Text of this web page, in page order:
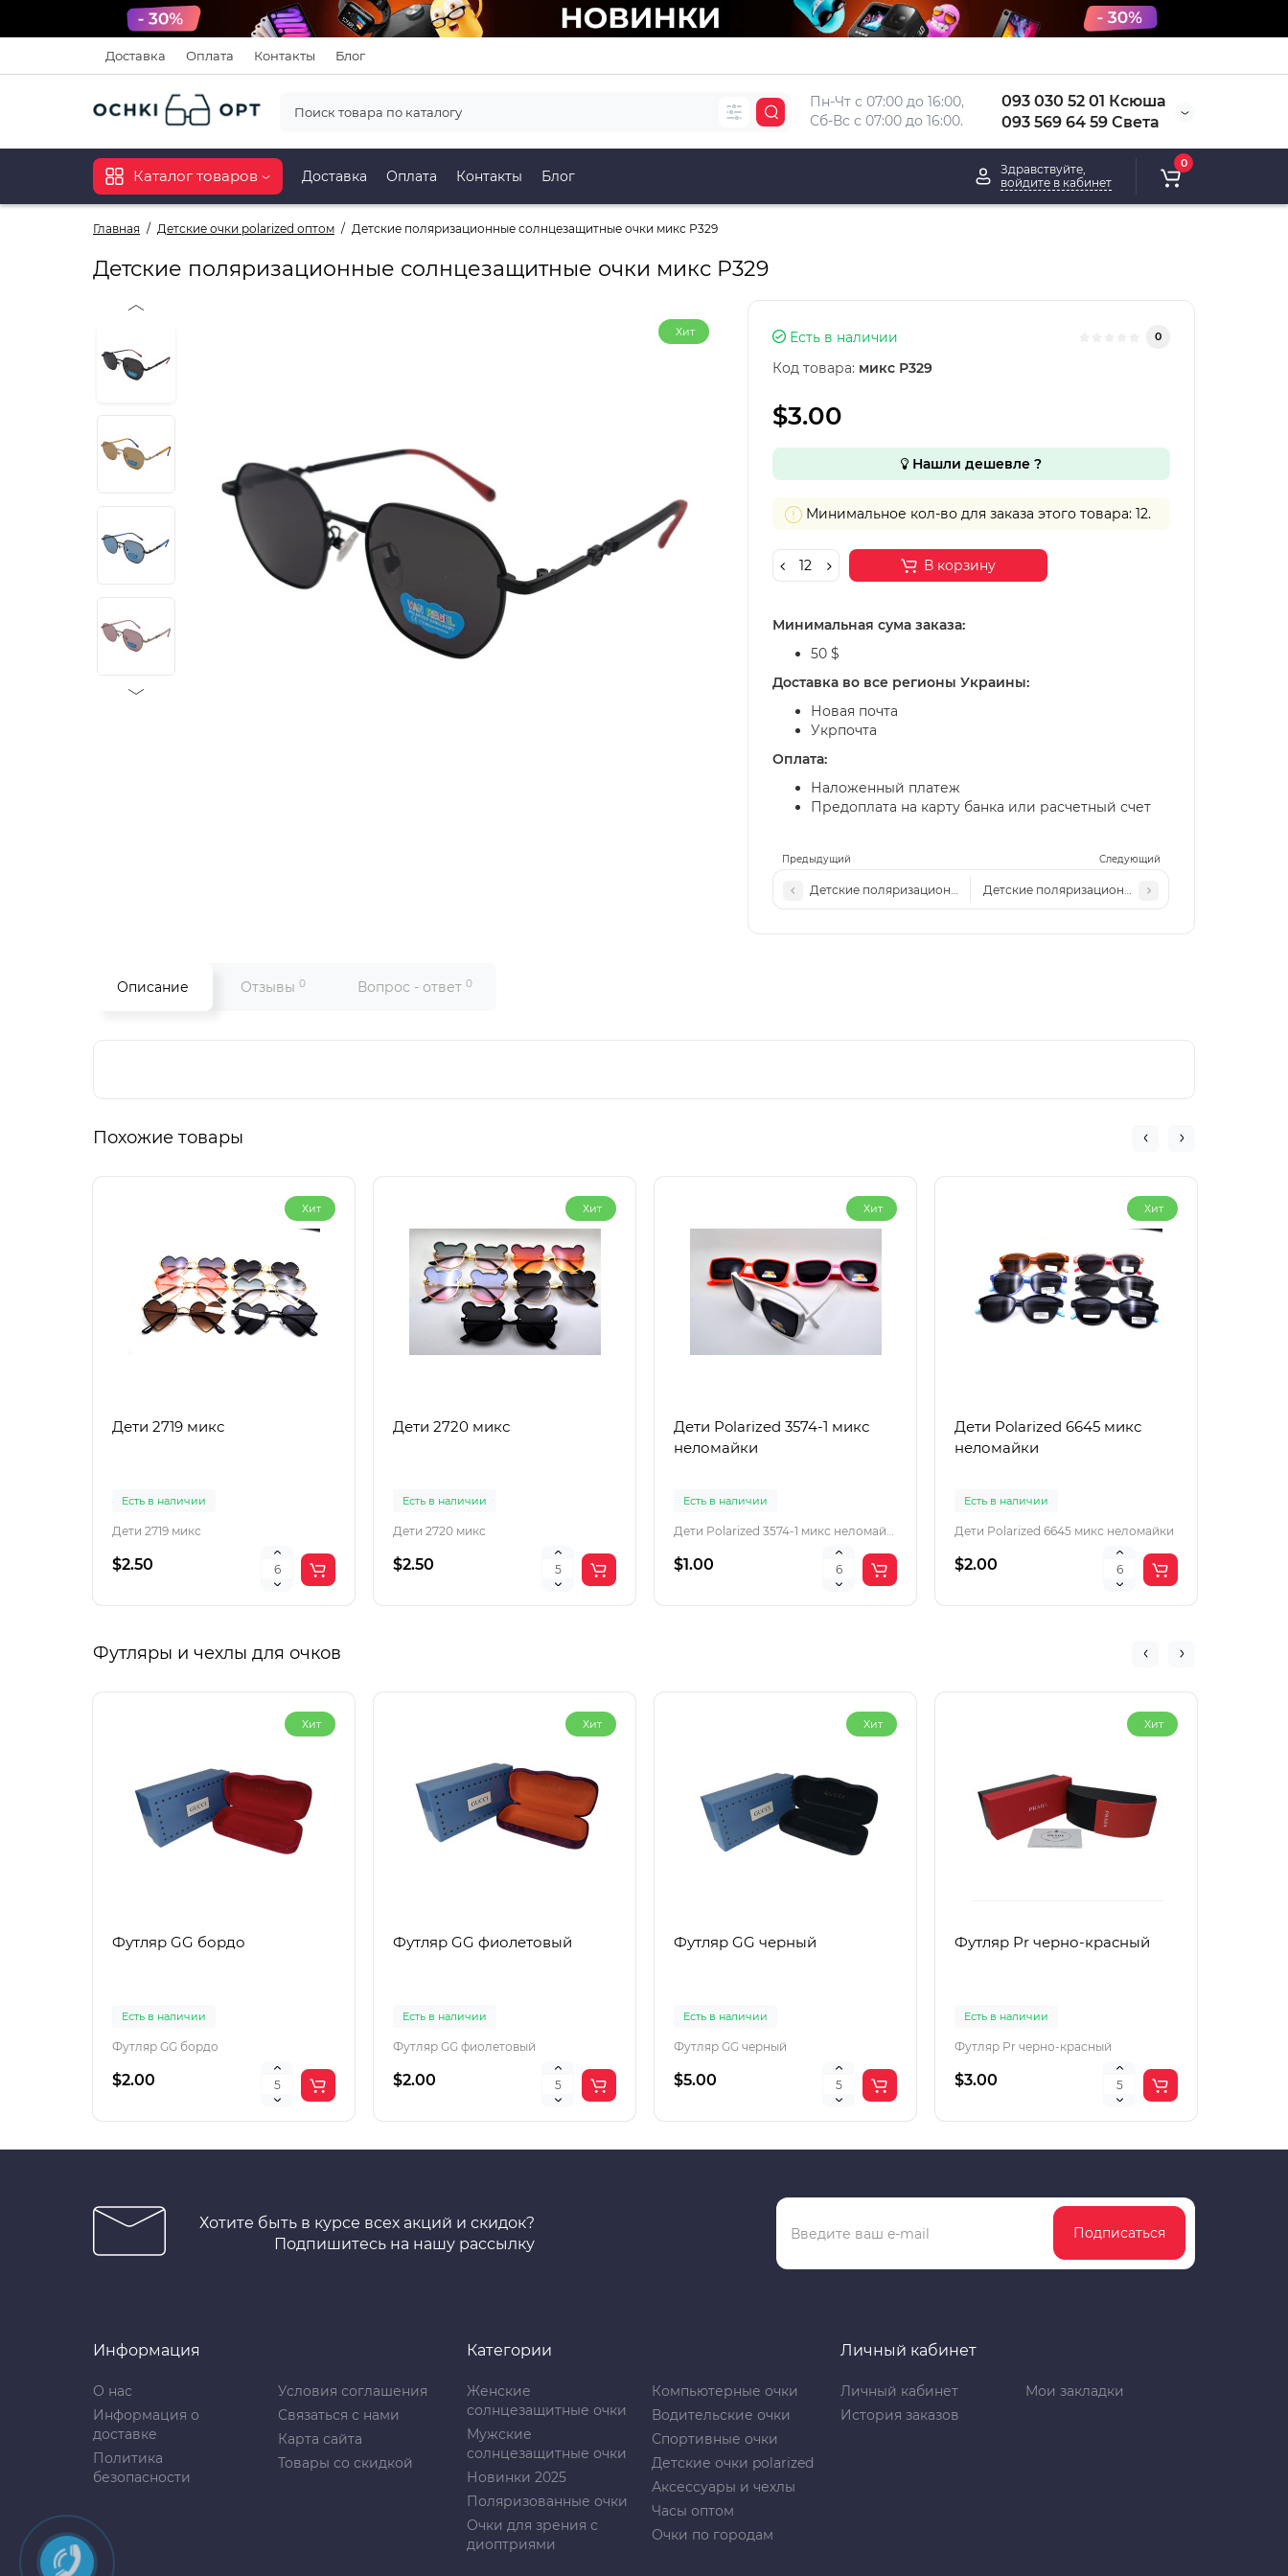
Доставка Оплата Контакты Блог
Пн-Чт с 07:00 до 16:00,
Сб-Вс с 07:00 до 16:00.
093 030 52 01 Ксюша
093 569 64 59 Света
Каталог товаров Доставка Оплата Контакты Блог
Здравствуйте,
войдите в кабинет
0
Главная Детские очки polarized оптом Детские поляризационные солнцезащитные очки микс Р329
Детские поляризационные солнцезащитные очки микс Р329
Хит
Предыдущий Следующий
Детские поляризационные очки (неломайки) VR P333Детские поляризационные солнцезащитные очки
Есть в наличии 0
Код товара: микс Р329
$3.00
Нашли дешевле ?
Минимальное кол-во для заказа этого товара: 12.
В корзину
Минимальная сума заказа:
50 $
Доставка во все регионы Украины:
Новая почта
Укрпочта
Оплата:
Наложенный платеж
Предоплата на карту банка или расчетный счет
Описание Отзывы 0 Вопрос - ответ 0
Похожие товары
Хит
Дети 2719 микс
Есть в наличии
Дети 2719 микс
$2.50
Хит
Дети 2720 микс
Есть в наличии
Дети 2720 микс
$2.50
Хит
Дети Polarized 3574-1 микс
неломайки
Есть в наличии
Дети Polarized 3574-1 микс неломайки
$1.00
Хит
Дети Polarized 6645 микс
неломайки
Есть в наличии
Дети Polarized 6645 микс неломайки
$2.00
Футляры и чехлы для очков
Хит
Футляр GG бордо
Есть в наличии
Футляр GG бордо
$2.00
Хит
Футляр GG фиолетовый
Есть в наличии
Футляр GG фиолетовый
$2.00
Хит
Футляр GG черный
Есть в наличии
Футляр GG черный
$5.00
Хит
Футляр Pr черно-красный
Есть в наличии
Футляр Pr черно-красный
$3.00
Хотите быть в курсе всех акций и скидок?
Подпишитесь на нашу рассылку
Подписаться
Информация
О нас
Информация о
доставке
Политика
безопасности
Условия соглашения
Связаться с нами
Карта сайта
Товары со скидкой
Категории
Женские
солнцезащитные очки
Мужские
солнцезащитные очки
Новинки 2025
Поляризованные очки
Очки для зрения с
диоптриями
Компьютерные очки
Водительские очки
Спортивные очки
Детские очки polarized
Аксессуары и чехлы
Часы оптом
Очки по городам
Личный кабинет
Личный кабинет
История заказов
Мои закладки